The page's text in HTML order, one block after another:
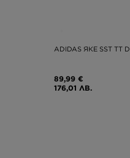
ADIDAS ЯКЕ SST TT D
89,99 €
176,01 ЛВ.